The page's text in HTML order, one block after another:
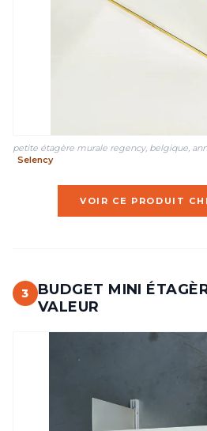
petite étagère murale regency, belgique,
Selency
VOIR CE PRODUIT
3
BUDGET MINI
VALEUR